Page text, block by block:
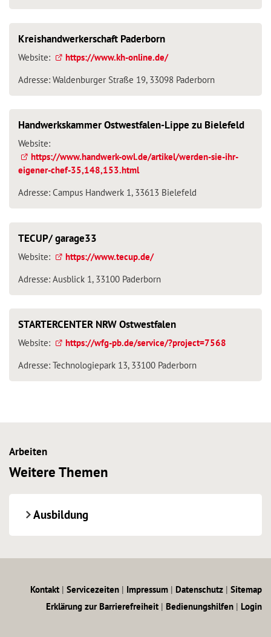
Kreishandwerkerschaft Paderborn
Website:
https://www.kh-online.de/
Adresse: Waldenburger Straße 19, 33098 Paderborn
Handwerkskammer Ostwestfalen-Lippe zu Bielefeld
Website:
https://www.handwerk-owl.de/artikel/werden-sie-ihr-
eigener-chef-35,148,153.html
Adresse: Campus Handwerk 1, 33613 Bielefeld
TECUP/ garage33
Website:
https://www.tecup.de/
Adresse: Ausblick 1, 33100 Paderborn
STARTERCENTER NRW Ostwestfalen
Website:
https://wfg-pb.de/service/?project=7568
Adresse: Technologiepark 13, 33100 Paderborn
Arbeiten
Weitere Themen
Ausbildung
Kontakt | Servicezeiten | Impressum | Datenschutz | Sitemap
Erklärung zur Barrierefreiheit | Bedienungshilfen | Login